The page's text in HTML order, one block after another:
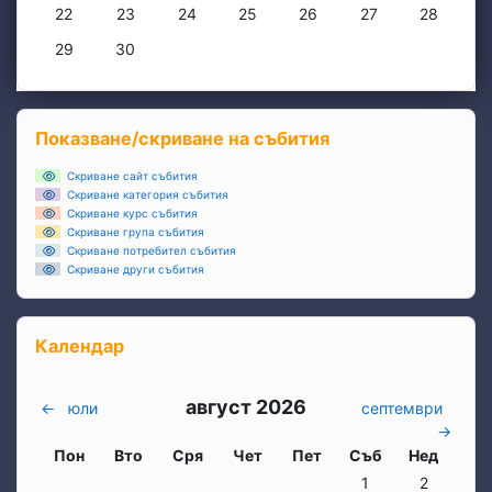
Няма събития, понеделник, 22 юни
22 Няма събития, вторник, 23 юни
23 Няма събития, сряда, 24 юни
24 Няма събития, четвъртък, 25 юни
25 Няма събития, петък, 26
26 Няма събития,
27 Няма
28
Няма събития, понеделник, 29 юни
29 Няма събития, вторник, 30 юни
30
Блокове
Прескочи Показване/скриване на събития
Показване/скриване на събития
Скриване сайт събития
Скриване категория събития
Скриване курс събития
Скриване група събития
Скриване потребител събития
Скриване други събития
Прескочи Календар
Календар
← юли август 2026
септември
→
Понеделник
Пон вторник
Вто Сряда
Сря четвъртък
Чет петък
Пет събота
Съб неделя
Нед
Няма събития,
1 Няма
2